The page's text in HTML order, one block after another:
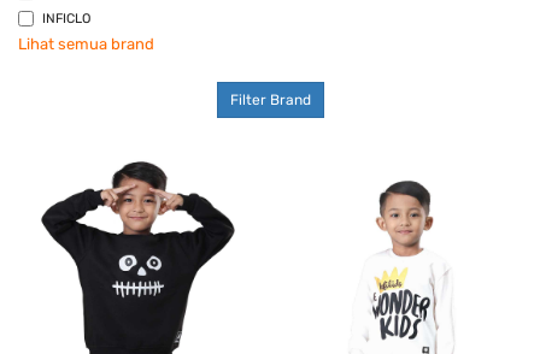
INFICLO
Lihat semua brand
Filter Brand